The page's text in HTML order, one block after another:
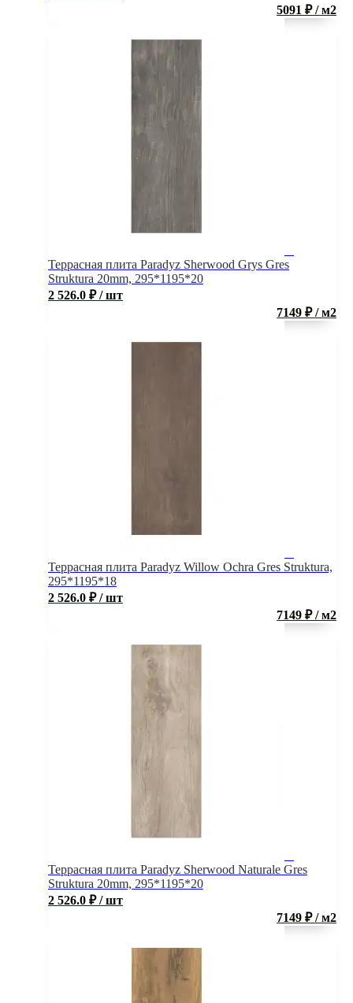
5091 ₽ / м2
Террасная плита Paradyz Sherwood Grys Gres
Struktura 20mm, 295*1195*20
2 526.0 ₽ / шт
7149 ₽ / м2
Террасная плита Paradyz Willow Ochra Gres Struktura,
295*1195*18
2 526.0 ₽ / шт
7149 ₽ / м2
Террасная плита Paradyz Sherwood Naturale Gres
Struktura 20mm, 295*1195*20
2 526.0 ₽ / шт
7149 ₽ / м2